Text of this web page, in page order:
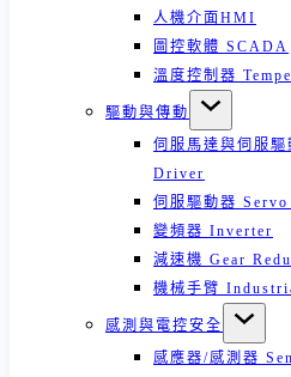
人機介面HMI
圖控軟體 SCADA
溫度控制器
驅動與傳動
伺服馬達與伺服
Driver
伺服驅動器
變頻器 Inverter
減速機 Gear
機械手臂
感測與電控安全
感應器/感測器